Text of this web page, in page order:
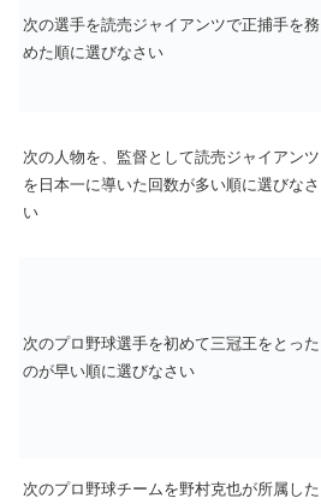
次の選手を読売ジャイアンツで正捕手を務
めた順に選びなさい
次の人物を、監督として読売ジャイアンツ
を日本一に導いた回数が多い順に選びなさ
い
次のプロ野球選手を初めて三冠王をとった
のが早い順に選びなさい
次のプロ野球チームを野村克也が所属した